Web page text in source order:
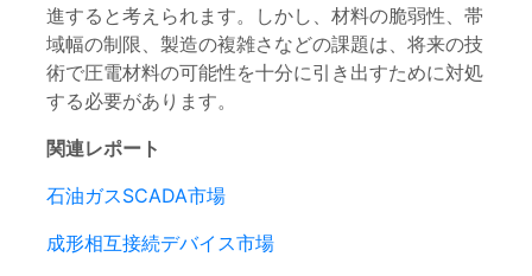
進すると考えられます。しかし、材料の脆弱性、帯
域幅の制限、製造の複雑さなどの課題は、将来の技
術で圧電材料の可能性を十分に引き出すために対処
する必要があります。
関連レポート
石油ガスSCADA市場
成形相互接続デバイス市場